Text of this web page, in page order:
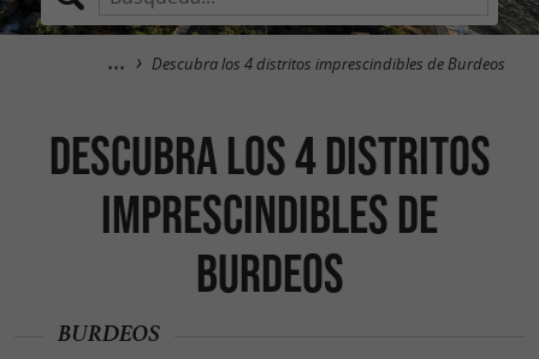
Descubra los 4 distritos imprescindibles de Burdeos
Descubra los 4 distritos
imprescindibles de
Burdeos
BURDEOS